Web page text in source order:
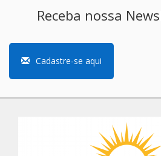
Receba nossa
Cadastre-se aqui